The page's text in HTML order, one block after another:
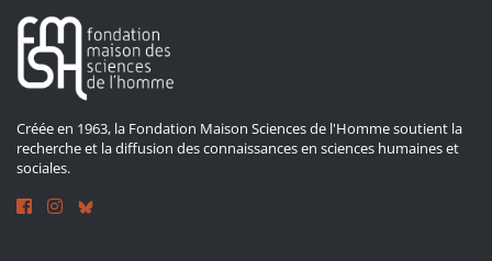
Créée en 1963, la Fondation Maison Sciences de l'Homme soutient la
recherche et la diffusion des connaissances en sciences humaines et
sociales.